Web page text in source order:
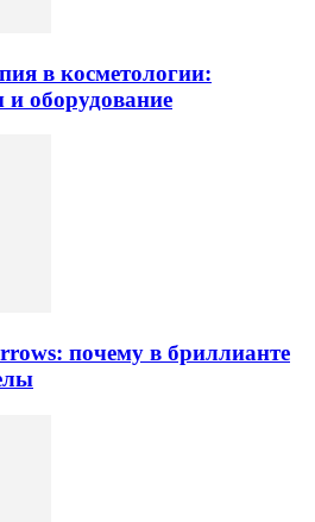
в косметологии:
оборудование
почему в бриллианте